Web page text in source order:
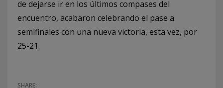
de dejarse ir en los últimos compases del
encuentro, acabaron celebrando el pase a
semifinales con una nueva victoria, esta vez, por
25-21.